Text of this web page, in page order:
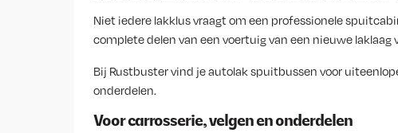
Niet iedere lakklus vraagt om een professionele
complete delen van een voertuig van een nieuwe laklaag
Bij Rustbuster vind je autolak spuitbussen voor
onderdelen.
Voor carrosserie, velgen en onderdelen